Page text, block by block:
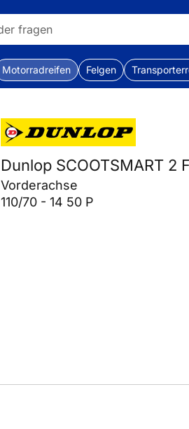
Motorradreifen Felgen
Dunlop SCOOTSMART 2
Vorderachse
110/70 - 14 50 P